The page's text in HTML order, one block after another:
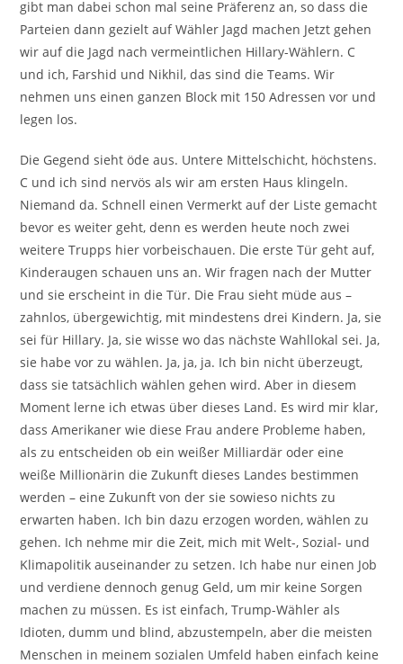
gibt man dabei schon mal seine Präferenz an, so dass die
Parteien dann gezielt auf Wähler Jagd machen Jetzt gehen
wir auf die Jagd nach vermeintlichen Hillary-Wählern. C
und ich, Farshid und Nikhil, das sind die Teams. Wir
nehmen uns einen ganzen Block mit 150 Adressen vor und
legen los.
Die Gegend sieht öde aus. Untere Mittelschicht, höchstens.
C und ich sind nervös als wir am ersten Haus klingeln.
Niemand da. Schnell einen Vermerkt auf der Liste gemacht
bevor es weiter geht, denn es werden heute noch zwei
weitere Trupps hier vorbeischauen. Die erste Tür geht auf,
Kinderaugen schauen uns an. Wir fragen nach der Mutter
und sie erscheint in die Tür. Die Frau sieht müde aus –
zahnlos, übergewichtig, mit mindestens drei Kindern. Ja, sie
sei für Hillary. Ja, sie wisse wo das nächste Wahllokal sei. Ja,
sie habe vor zu wählen. Ja, ja, ja. Ich bin nicht überzeugt,
dass sie tatsächlich wählen gehen wird. Aber in diesem
Moment lerne ich etwas über dieses Land. Es wird mir klar,
dass Amerikaner wie diese Frau andere Probleme haben,
als zu entscheiden ob ein weißer Milliardär oder eine
weiße Millionärin die Zukunft dieses Landes bestimmen
werden – eine Zukunft von der sie sowieso nichts zu
erwarten haben. Ich bin dazu erzogen worden, wählen zu
gehen. Ich nehme mir die Zeit, mich mit Welt-, Sozial- und
Klimapolitik auseinander zu setzen. Ich habe nur einen Job
und verdiene dennoch genug Geld, um mir keine Sorgen
machen zu müssen. Es ist einfach, Trump-Wähler als
Idioten, dumm und blind, abzustempeln, aber die meisten
Menschen in meinem sozialen Umfeld haben einfach keine